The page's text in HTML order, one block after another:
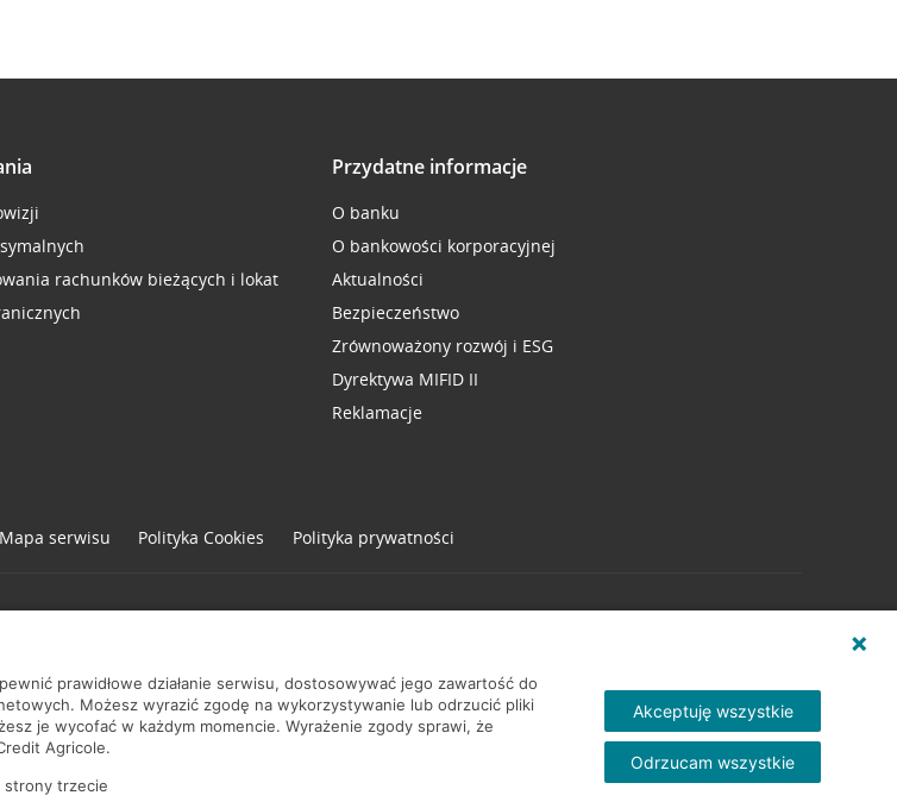
rachunków bieżących i lokat
Przydatne informacje
O banku
O bankowości korporacyjnej
Aktualności
Bezpieczeństwo
Zrównoważony rozwój i ESG
Dyrektywa MIFID II
Reklamacje
Mapa serwisu Polityka Cookies Polityka prywatności
prawidłowe działanie serwisu, dostosowywać jego zawartość do
Możesz wyrazić zgodę na wykorzystywanie lub odrzucić pliki
je wycofać w każdym momencie. Wyrażenie zgody sprawi, że
Agricole.
strony trzecie
Akceptuję wszystkie
Odrzucam wszystkie